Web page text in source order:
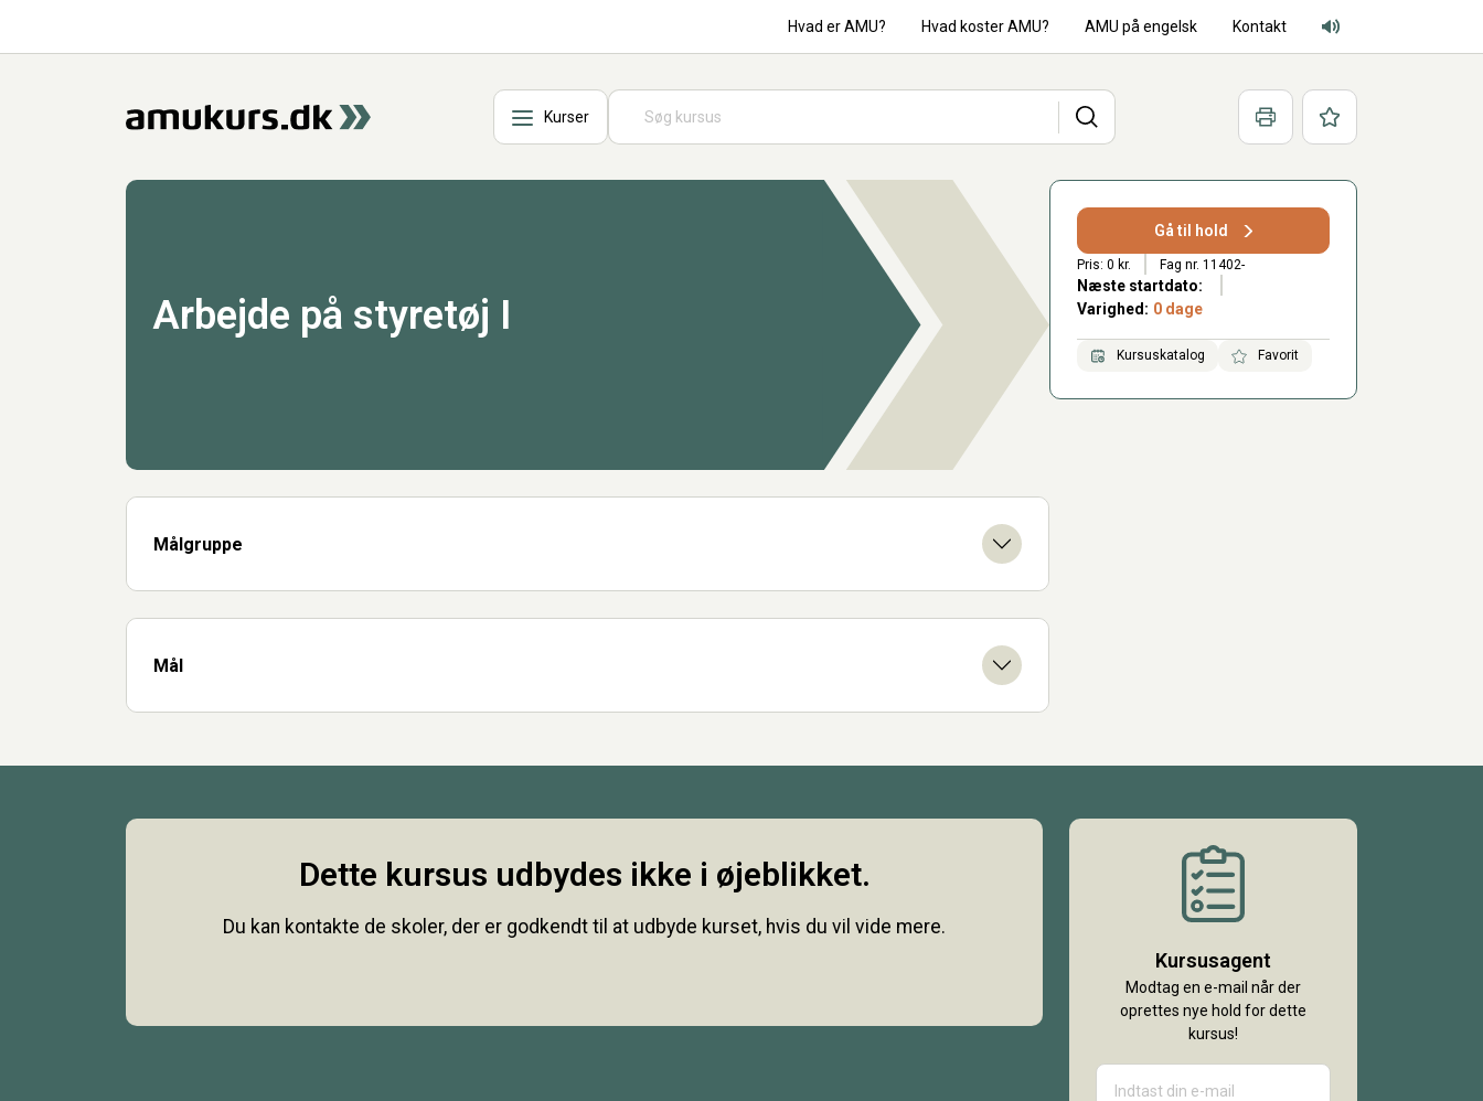
Hvad er AMU? Hvad koster AMU? AMU på engelsk Kontakt
Adgang for alle lyd
Kurser Søg Print Favoritter
Arbejde på styretøj I
Målgruppe
Mål
Gå til hold
Pris: 0 kr. Fag nr. 11402-
Næste startdato:
Varighed: 0 dage
Kursuskatalog Favorit
Dette kursus udbydes ikke i øjeblikket.
Du kan kontakte de skoler, der er godkendt til at udbyde kurset, hvis du vil vide mere.
Kursusagent
Modtag en e-mail når der
oprettes nye hold for dette
kursus!